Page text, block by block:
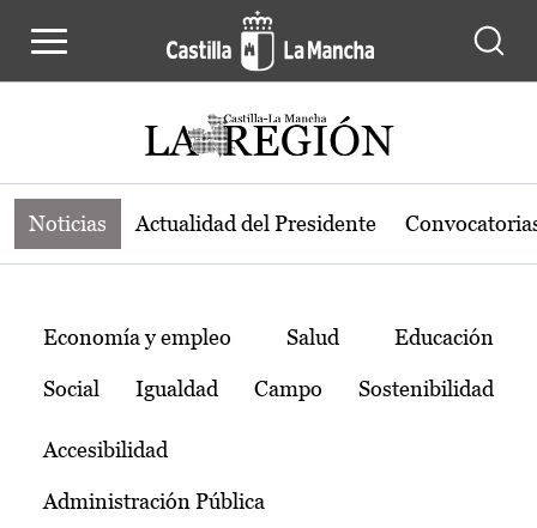
Noticias de la región de Castilla-La
Noticias Actualidad del Presidente
Temas
Economía y empleo Salud Educación
Social Igualdad Campo Sostenibilidad
Accesibilidad
Administración Pública